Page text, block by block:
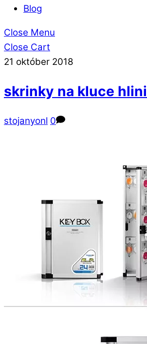
Blog
Close Menu
Close Cart
21 október 2018
skrinky na kluce
stojanyonl 0